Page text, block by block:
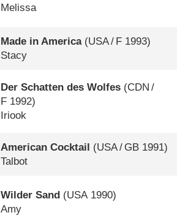
Melissa
Made in America(USA/ F 1993)
Stacy
Der Schatten des Wolfes (CDN /
F 1992)
Iriook
American Cocktail (USA/ GB 1991)
Talbot
Wilder Sand (USA1990)
Amy